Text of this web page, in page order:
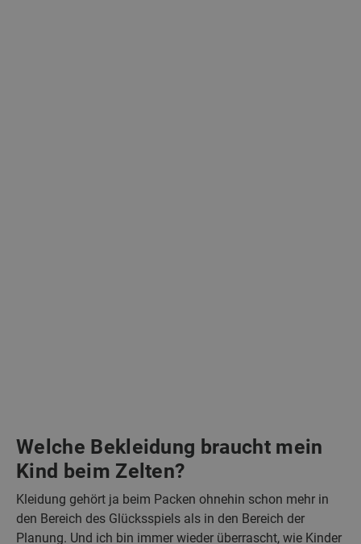
Welche Bekleidung braucht mein
Kind beim Zelten?
Kleidung gehört ja beim Packen ohnehin schon mehr in
den Bereich des Glücksspiels als in den Bereich der
Planung. Und ich bin immer wieder überrascht, wie Kinder